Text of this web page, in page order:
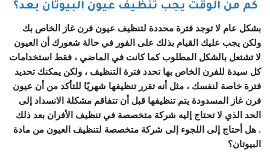
كم من الوقت يجب تنظيف عيون البيوتان بعد؟
بشكل عام لا توجد فترة محددة لتنظيف عيون فرن غاز الخاص بك
ولكن يجب عليك القيام بذلك على الفور في حالة شعورك أن العيون
لا تشتعل بالشكل المطلوب كما كانت في الماضي ، فقط استخدامات
كل سيدة للفرن الخاص بها تحدد فترة التنظيف ، ولكن يمكنك تحديد
فترة خاصة لنفسك ، مثل أنه تقرر تنظيفها شهريًا للتأكد من أن عيون
فرن غاز المسدودة يتم تنظيفها قبل أن تتفاقم مشكلة الانسداد إلى
الحد الذي لا تحتاج إليه شركة متخصصة في تنظيف الأفران بعد ذلك
. هل أحتاج إلى اللجوء إلى شركة متخصصة لتنظيف العيون من مادة
البيوتان؟